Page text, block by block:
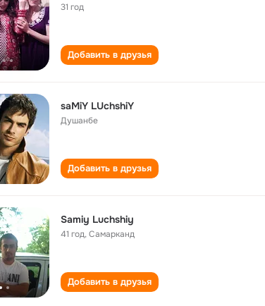
31 год
Добавить в друзья
saMiY LUchshiY
Душанбе
Добавить в друзья
Samiy Luchshiy
41 год,Самарканд
Добавить в друзья